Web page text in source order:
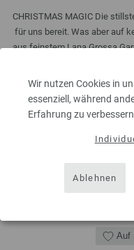
Wir nutzen Cookies in
essenziell, während
Erfahrung zu
Ablehnen
CHRISTMAS MAGIC Die
für uns bereit. Was aber auf
aus feinstem Lana Grossa
5,00 € inkl.
IN DEN
Auf